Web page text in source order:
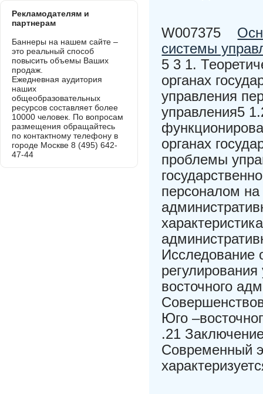
W007375
системы
5 3 1.
органах
управления
управления5
органах
проблемы
персоналом
Исследование
восточного
Юго
.21
Современный
Рекламодателям и
партнерам
Баннеры на нашем сайте –
это реальный способ
повысить объемы Ваших
продаж.
Ежедневная аудитория
наших
общеобразовательных
ресурсов составляет более
10000 человек. По вопросам
размещения обращайтесь
по контактному телефону в
городе Москве 8 (495) 642-
47-44